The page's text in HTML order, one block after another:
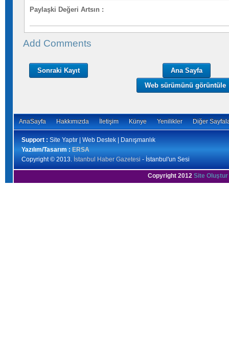
Paylaşki Değeri Artsın :
Add Comments
Sonraki Kayıt
Ana Sayfa
Web sürümünü görüntüle
AnaSayfa Hakkımızda İletişim Künye Yenilikler Diğer
Support : Site Yaptır | Web Destek | Danışmanlık
Yazılım/Tasarım : ERSA
Copyright © 2013. İstanbul Haber Gazetesi - İstanbul'un Sesi
Copyright 2012 Site Oluştur